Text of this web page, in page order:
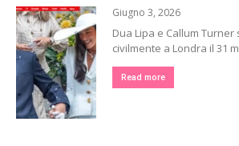
Giugno 3, 2026
Dua Lipa e Callum
civilmente a Londra il 31
Read more